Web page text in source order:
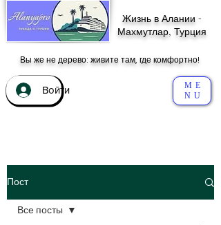
Жизнь в Алании -
Махмутлар, Турция
Вы же не дерево: живите там, где комфортно!
Войти
ME
NU
Пост
Все посты